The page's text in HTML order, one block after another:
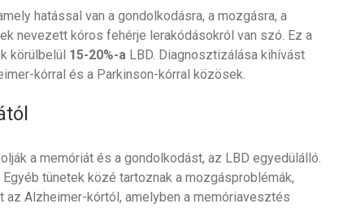
hatással van a gondolkodásra, a mozgásra, a
nevezett kóros fehérje lerakódásokról van szó. Ez a
körülbelül 15-20%-a LBD. Diagnosztizálása kihívást
kórral és a Parkinson-kórral közösek.
a memóriát és a gondolkodást, az LBD egyedülálló.
tünetek közé tartoznak a mozgásproblémák,
Alzheimer-kórtól, amelyben a memóriavesztés